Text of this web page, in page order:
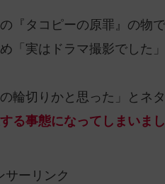
『タコピーの原罪』の物
「実はドラマ撮影でした
輪切りかと思った」とネ
る事態になってしまいまし
サーリンク